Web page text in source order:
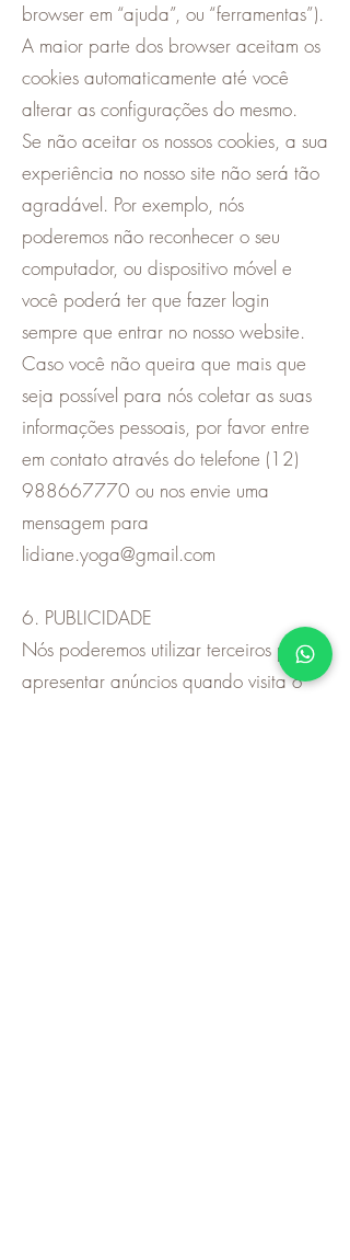
browser em “ajuda”, ou “ferramentas”).
A maior parte dos browser aceitam os
cookies automaticamente até você
alterar as configurações do mesmo.
Se não aceitar os nossos cookies, a sua
experiência no nosso site não será tão
agradável. Por exemplo, nós
poderemos não reconhecer o seu
computador, ou dispositivo móvel e
você poderá ter que fazer login
sempre que entrar no nosso website.
Caso você não queira que mais que
seja possível para nós coletar as suas
informações pessoais, por favor entre
em contato através do telefone (12)
988667770 ou nos envie uma
mensagem para
lidiane.yoga@gmail.com
6. PUBLICIDADE
Nós poderemos utilizar terceiros para
apresentar anúncios quando visita o